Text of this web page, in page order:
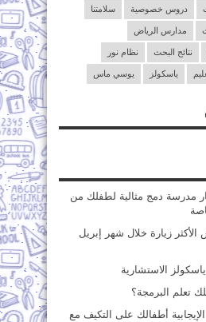
دروس خصوصية سلامتنا
مدارس الرياض
نتائج البحث نظام نور
ياسكولز يوسي ماس
مدرسة دمج مثالية لطفلك من
زيارة خلال شهر إبريل
الاستشارية
تعلم البرمجة؟
أطفالك على التكيف مع